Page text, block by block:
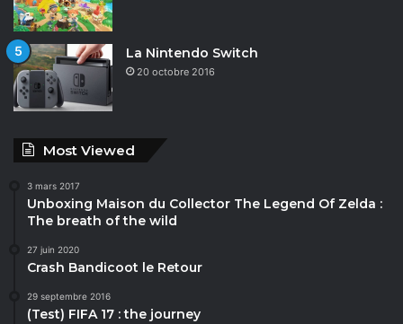
La Nintendo Switch
20 octobre 2016
Most Viewed
3 mars 2017
Unboxing Maison du Collector The Legend Of Zelda :
The breath of the wild
27 juin 2020
Crash Bandicoot le Retour
29 septembre 2016
(Test) FIFA 17 : the journey